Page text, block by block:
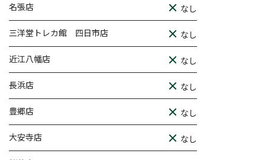
名張店 なし
三洋堂トレカ館 四日市店 なし
近江八幡店 なし
長浜店 なし
豊郷店 なし
大安寺店 なし